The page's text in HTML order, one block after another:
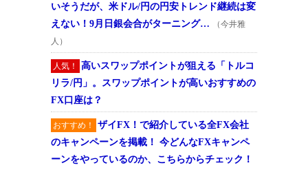
いそうだが、米ドル/円の円安トレンド継続は変
えない！9月日銀会合がターニング…
（今井雅
人）
人気！
高いスワップポイントが狙える「トルコ
リラ/円」。スワップポイントが高いおすすめの
FX口座は？
おすすめ！
ザイFX！で紹介している全FX会社
のキャンペーンを掲載！ 今どんなFXキャンペ
ーンをやっているのか、こちらからチェック！